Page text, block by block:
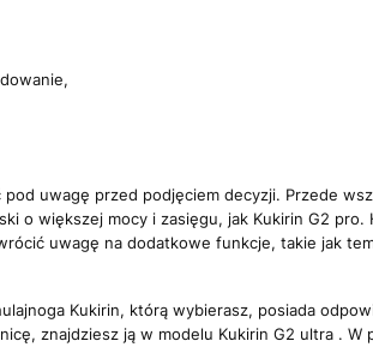
uwagę przed podjęciem decyzji. Przede
o większej mocy i zasięgu, jak Kukirin G2
uwagę na dodatkowe funkcje, takie jak
Kukirin, którą wybierasz, posiada
znajdziesz ją w modelu Kukirin G2 ultra .